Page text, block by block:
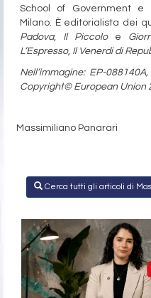
School of Government e
Milano. È editorialista dei
Padova, Il Piccoloe
L’Espresso, Il Venerdì di
Nell’immagine: EP-
Copyright© European Union
Massimiliano Panarari
Cerca tutti gli articoli di